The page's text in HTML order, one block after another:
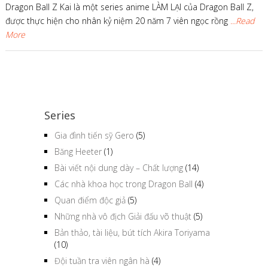
Dragon Ball Z Kai là một series anime LÀM LẠI của Dragon Ball Z,
được thực hiện cho nhân kỷ niệm 20 năm 7 viên ngọc rồng ...Read
More
Series
Gia đình tiến sỹ Gero (5)
Băng Heeter (1)
Bài viết nội dung dày – Chất lượng (14)
Các nhà khoa học trong Dragon Ball (4)
Quan điểm độc giả (5)
Những nhà vô địch Giải đấu võ thuật (5)
Bản thảo, tài liệu, bút tích Akira Toriyama
(10)
Đội tuần tra viên ngân hà (4)